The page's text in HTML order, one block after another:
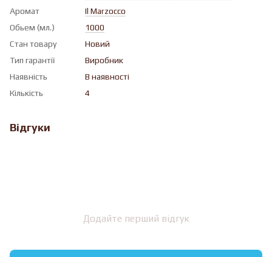
Аромат
Il Marzocco
Обьем (мл.)
1000
Стан товару
Новий
Тип гарантії
Виробник
Наявність
В наявності
Кількість
4
Відгуки
Додайте перший відгук